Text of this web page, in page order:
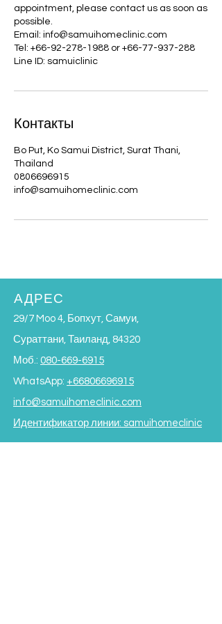
appointment, please contact us as soon as
possible.
Email: info@samuihomeclinic.com
Tel: +66-92-278-1988 or +66-77-937-288
Line ID: samuiclinic
Контакты
Bo Put, Ko Samui District, Surat Thani,
Thailand
0806696915
info@samuihomeclinic.com
АДРЕС
29/7 Moo 4, Бопхут, Самуи,
Сураттани, Таиланд, 84320
Моб.: 080-669-6915
WhatsApp: +66806696915
info@samuihomeclinic.com
Идентификатор линии: samuihomeclinic